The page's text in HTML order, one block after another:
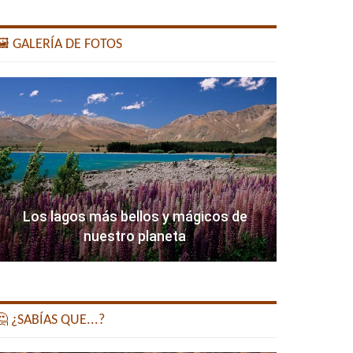
GALERÍA DE FOTOS
Los lagos más bellos y mágicos de
nuestro planeta
¿SABÍAS QUE...?